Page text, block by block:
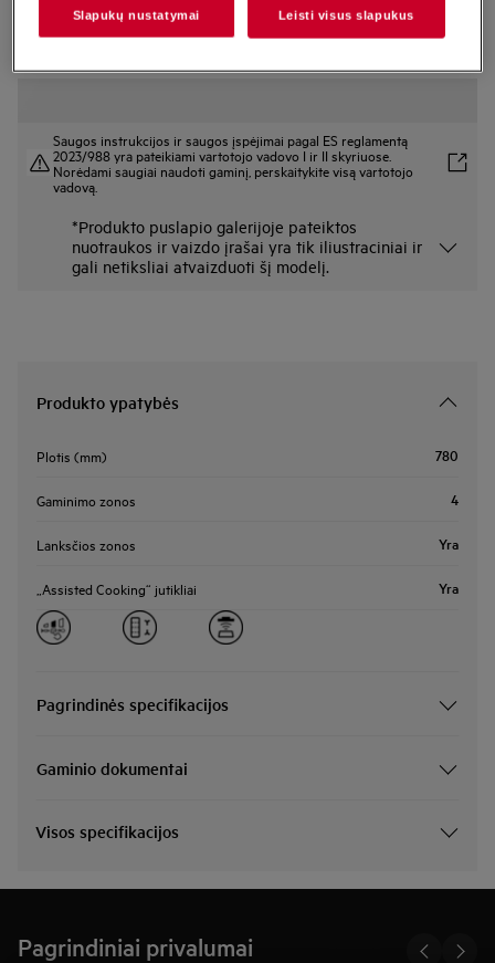
Naudodamiesi kepimo jutikliu užtikrina tolygų kepimą
Pasirinkiti gaminimo nuostatas nuo šiol ypatingai lengva ir patogu
Saugos instrukcijos ir saugos įspėjimai pagal ES reglamentą
2023/988 yra pateikiami vartotojo vadovo I ir II skyriuose.
Norėdami saugiai naudoti gaminį, perskaitykite visą vartotojo
vadovą.
*Produkto puslapio galerijoje pateiktos
nuotraukos ir vaizdo įrašai yra tik iliustraciniai ir
gali netiksliai atvaizduoti šį modelį.
Produkto ypatybės
Plotis (mm) 780
Gaminimo zonos 4
Lanksčios zonos Yra
„Assisted Cooking“ jutikliai Yra
Pagrindinės specifikacijos
Gaminio dokumentai
Visos specifikacijos
Pagrindiniai privalumai
Slapukų nustatymai Leisti visus slapukus